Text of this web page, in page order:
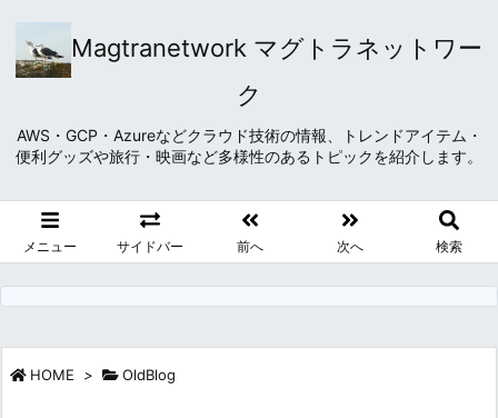
Magtranetwork マグトラネットワー
ク
AWS・GCP・Azureなどクラウド技術の情報、トレンドアイテム・
便利グッズや旅行・映画など多様性のあるトピックを紹介します。
メニュー サイドバー 前へ 次へ 検索
HOME > OldBlog